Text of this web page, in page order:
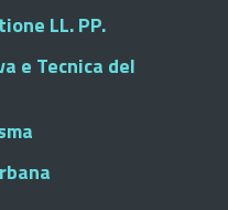
LL. PP.
e Tecnica del